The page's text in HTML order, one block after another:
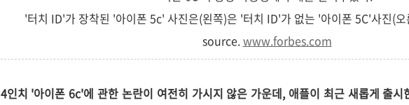
'터치 ID'가 장착된 '아이폰 5c' 사진은(왼쪽)은 '터치 ID'가 없는 '아이폰 5C'사진(
source.www.forbes.com
4인치 '아이폰 6c'에 관한 논란이 여전히 가시지 않은 가운데, 애플이 최근 새롭게 출